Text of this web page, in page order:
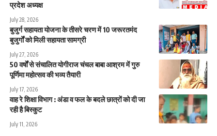
प्रदेश अध्यक्ष
July 28, 2026
बुजुर्ग सहायता योजना के तीसरे चरण में 10 जरूरतमंद
बुजुर्गों को मिली सहायता सामग्री
July 27, 2026
50 वर्षों से संचालित योगीराज चंचल बाबा आश्रम में गुरु
पूर्णिमा महोत्सव की भव्य तैयारी
July 17, 2026
वाह रे शिक्षा विभाग : अंडा व फल के बदले छात्रों को दी जा
रही है बिस्कुट
July 11, 2026